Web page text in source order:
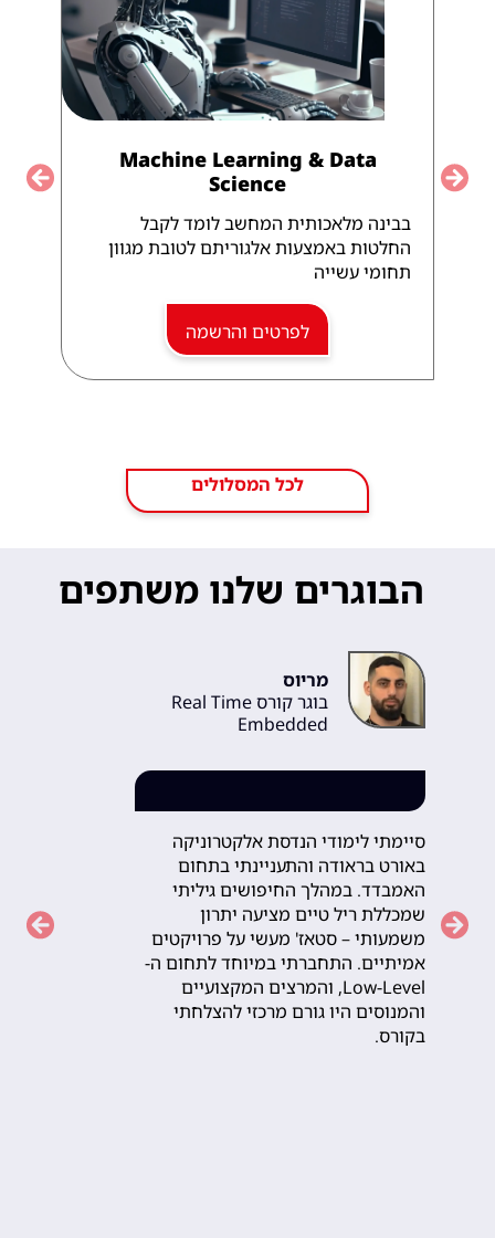
Machine Learning & Data
Science
בבינה מלאכותית המחשב לומד לקבל
החלטות באמצעות אלגוריתם לטובת מגוון
תחומי עשייה
לפרטים והרשמה
Previous Next
לכל המסלולים
הבוגרים שלנו משתפים
מריוס
בוגר קורס Real Time
Embedded
סיימתי לימודי הנדסת אלקטרוניקה
באורט בראודה והתעניינתי בתחום
האמבדד. במהלך החיפושים גיליתי
שמכללת ריל טיים מציעה יתרון
משמעותי – סטאז' מעשי על פרויקטים
אמיתיים. התחברתי במיוחד לתחום ה-
Low-Level, והמרצים המקצועיים
והמנוסים היו גורם מרכזי להצלחתי
בקורס.
Previous Next